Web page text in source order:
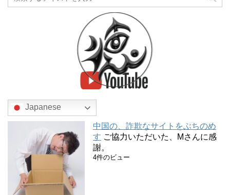
Japanese
中国の、詐欺なサイトをぶちのめ
す ご協力いただいた、Mさんに感
謝。
4件のビュー